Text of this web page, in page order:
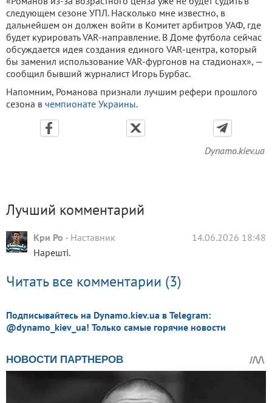
следующем сезоне УПЛ. Насколько мне известно, в
дальнейшем он должен войти в Комитет арбитров УАФ, где
будет курировать VAR-направление. В Доме футбола сейчас
обсуждается идея создания единого VAR-центра, который
бы заменил использование VAR-фургонов на стадионах», —
сообщил бывший журналист Игорь Бурбас.
Напомним, Романова признали лучшим рефери прошлого
сезона в чемпионате Украины.
Dynamo.kiev.ua
Лучший комментарий
Кри Ро - Наставник
14.06.2026 18:48
Нарешті.
Читать все комментарии (3)
Подписывайтесь на Dynamo.kiev.ua в Telegram:
@dynamo_kiev_ua! Только самые горячие новости